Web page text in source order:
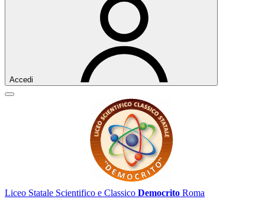
Accedi
Liceo Statale Scientifico e Classico Democrito Roma